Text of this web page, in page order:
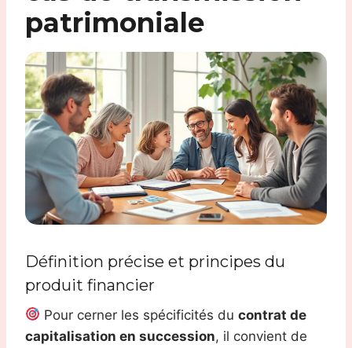
patrimoniale
Définition précise et principes du
produit financier
Pour cerner les spécificités ducontrat de
capitalisation en succession, il convient de